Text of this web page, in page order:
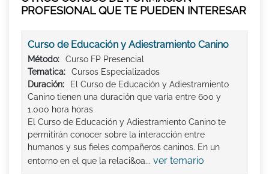
PROFESIONAL QUE TE PUEDEN INTERESAR
Curso de Educación y Adiestramiento Canino
Método:
Curso FP Presencial
Tematica:
Cursos Especializados
Duración:
El Curso de Educación y Adiestramiento
Canino tienen una duración que varía entre 600 y
1.000 hora horas
El Curso de Educación y Adiestramiento Canino te
permitirán conocer sobre la interacción entre
humanos y sus fieles compañeros caninos. En un
entorno en el que la relaci&oa... ver temario